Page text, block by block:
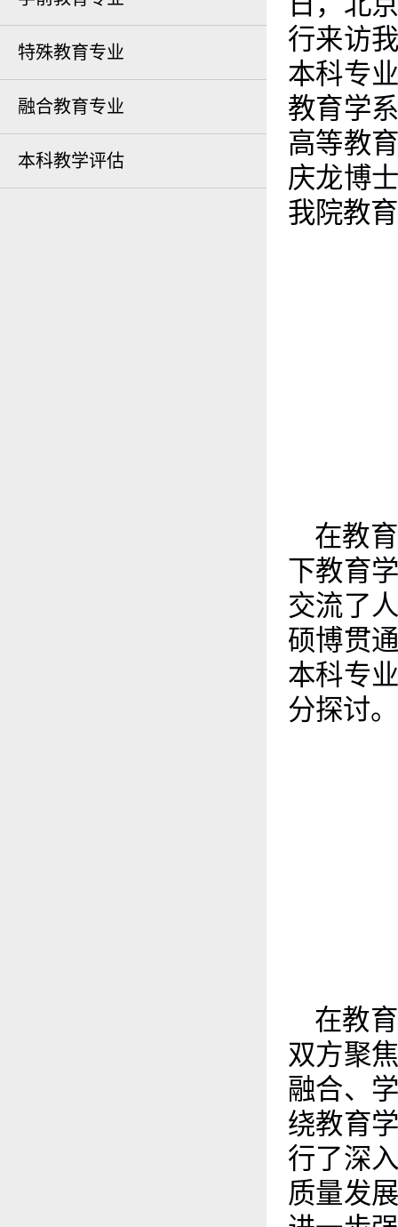
特殊教育专业
融合教育专业
本科教学评估
行来访
本科专
教育学
高等教
庆龙博
我院教
在教
下教育
交流了
硕博贯
本科专
分探讨。
在教
双方聚
融合、
绕教育
行了深
质量发